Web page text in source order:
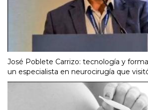
José Poblete Carrizo: tecnología y
un especialista en neurocirugía que